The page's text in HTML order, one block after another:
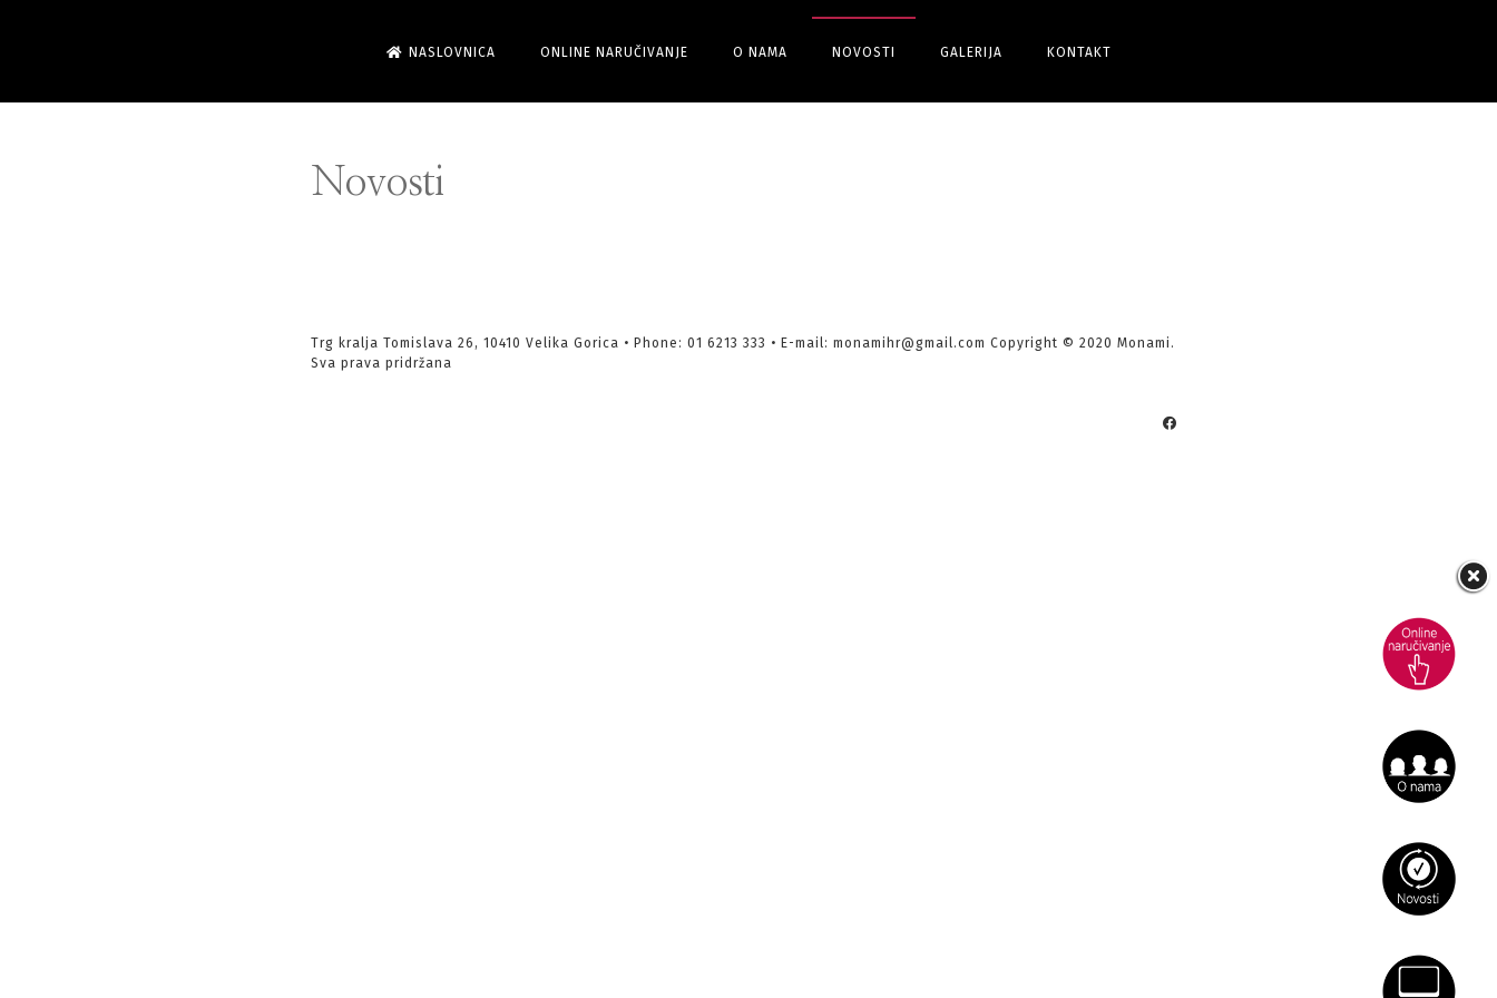
content
NASLOVNICA ONLINE NARUČIVANJE O NAMA NOVOSTI GALERIJA KONTAKT
Novosti
Trg kralja Tomislava 26, 10410 Velika Gorica • Phone: 01 6213 333 • E-mail: monamihr@gmail.com Copyright © 2020 Monami.
Sva prava pridržana